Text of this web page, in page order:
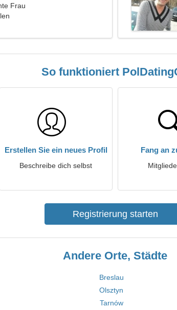
Frau
So funktioniert
Erstellen Sie ein neues Profil
Beschreibe dich selbst
Fang an
Registrierung starten
Andere Orte, Städte
Breslau
Olsztyn
Tarnów